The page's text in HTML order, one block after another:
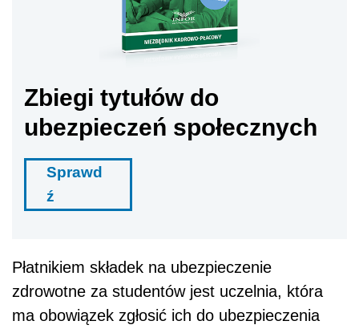
Zbiegi tytułów do
ubezpieczeń społecznych
Sprawd
ź
Płatnikiem składek na ubezpieczenie
zdrowotne za studentów jest uczelnia, która
ma obowiązek zgłosić ich do ubezpieczenia